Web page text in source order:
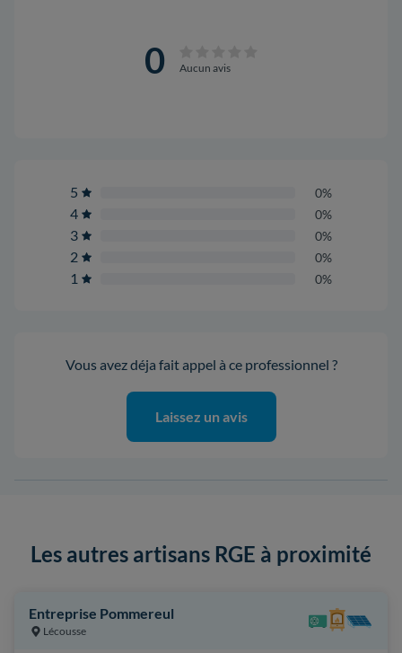
0 Aucun avis
5 0%
4 0%
3 0%
2 0%
1 0%
Vous avez déja fait appel à ce professionnel ?
Laissez un avis
Les autres artisans RGE à proximité
Entreprise Pommereul
Lécousse